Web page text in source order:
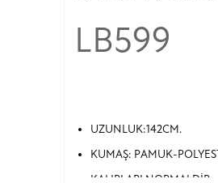
LB599
UZUNLUK:142CM.
KUMAŞ: PAMUK-
KALIPLARI NORMALDİR.